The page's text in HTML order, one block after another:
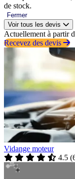
de stock.
Fermer
Voir tous les devis
Actuellement à partir
Recevez des devis
Vidange moteur
4.5 (